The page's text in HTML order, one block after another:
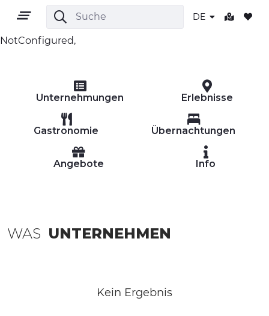
DE
GEBIET
KULTUR
NotConfigured,
Unternehmungen Erlebnisse
Gastronomie Übernachtungen
Angebote Info
WAS UNTERNEHMEN
Kein Ergebnis